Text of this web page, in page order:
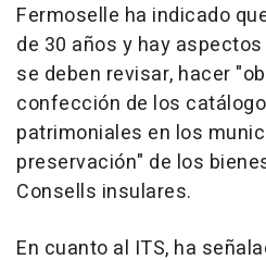
Fermoselle ha indicado
de 30 años y hay
se deben revisar, hacer
confección de los
patrimoniales en los
preservación" de los
Consells insulares.
En cuanto al ITS, ha